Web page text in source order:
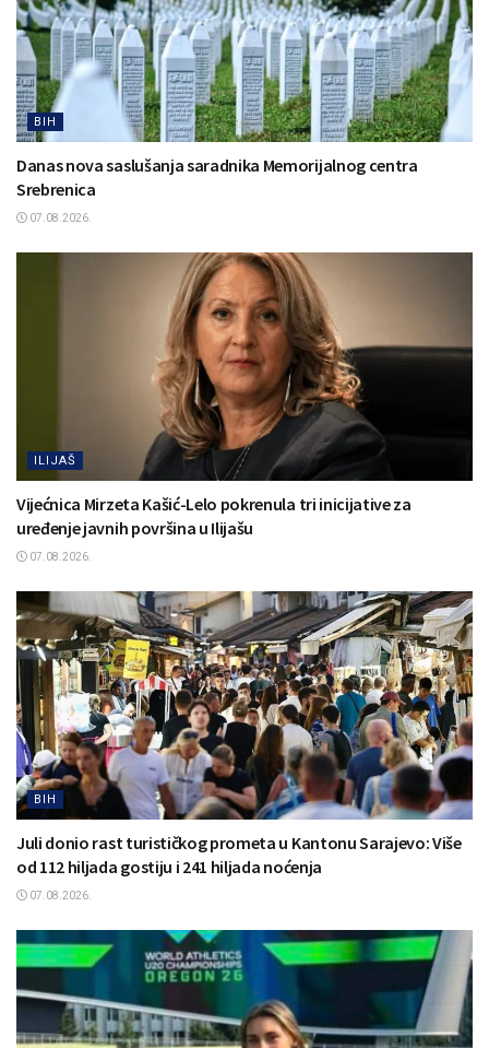
BIH
Danas nova saslušanja saradnika Memorijalnog centra
Srebrenica
07.08.2026.
ILIJAŠ
Vijećnica Mirzeta Kašić-Lelo pokrenula tri inicijative za
uređenje javnih površina u Ilijašu
07.08.2026.
BIH
Juli donio rast turističkog prometa u Kantonu Sarajevo: Više
od 112 hiljada gostiju i 241 hiljada noćenja
07.08.2026.